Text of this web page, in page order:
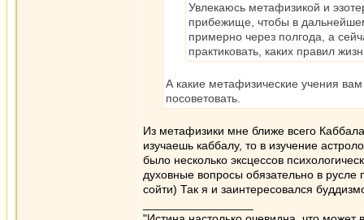
Увлекаюсь метафизикой и
прибежище, чтобы в
примерно через полгода, а
практиковать, каких правил
А какие метафизические учения
посоветовать.
Из метафизики мне ближе всего
изучаешь каббалу, то в изучение
было несколько эксцессов
духовные вопросы обязательно в
сойти) Так я и заинтересовался